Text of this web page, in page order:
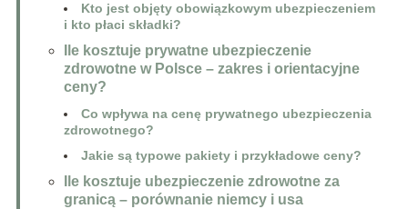
Kto jest objęty obowiązkowym ubezpieczeniem
i kto płaci składki?
Ile kosztuje prywatne ubezpieczenie
zdrowotne w Polsce – zakres i orientacyjne
ceny?
Co wpływa na cenę prywatnego ubezpieczenia
zdrowotnego?
Jakie są typowe pakiety i przykładowe ceny?
Ile kosztuje ubezpieczenie zdrowotne za
granicą – porównanie niemcy i usa